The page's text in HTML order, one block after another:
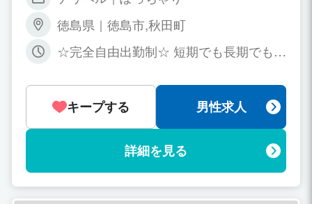
ります！
徳島県｜徳島市,秋田町
☆完全自由出勤制☆ 短期でも長期でも大
K！ 水商売や風俗他店との掛け持ちもO
Kです！ ライフスタイルに合った無理の
ない環境で、 プライベートとしっかり両
立できます♪
キープする 男性求人
詳細を見る